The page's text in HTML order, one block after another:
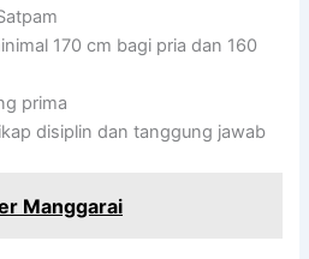
170 cm bagi pria dan 160
prima
disiplin dan tanggung jawab
Manggarai